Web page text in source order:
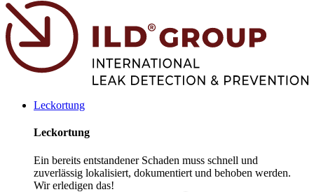
Leckortung
Leckortung
Ein bereits entstandener Schaden muss schnell und
zuverlässig lokalisiert, dokumentiert und behoben werden.
Wir erledigen das!